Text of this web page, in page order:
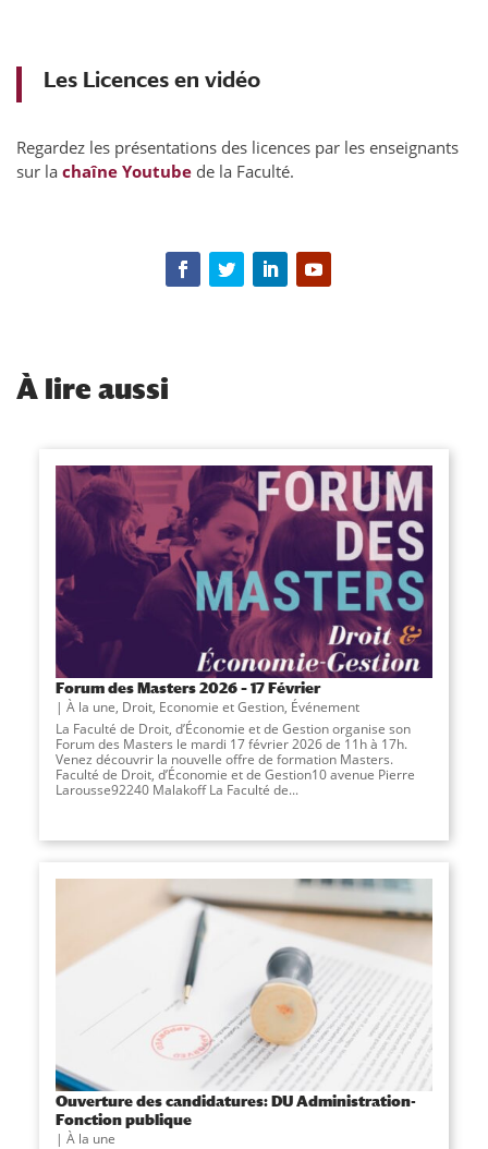
Les Licences en vidéo
Regardez les présentations des licences par les enseignants
sur la chaîne Youtube de la Faculté.
À lire aussi
Forum des Masters 2026 – 17 Février
À la une, Droit, Economie et Gestion, Événement
La Faculté de Droit, d’Économie et de Gestion organise son
Forum des Masters le mardi 17 février 2026 de 11h à 17h.
Venez découvrir la nouvelle offre de formation Masters.
Faculté de Droit, d’Économie et de Gestion10 avenue Pierre
Larousse92240 Malakoff La Faculté de...
Ouverture des candidatures: DU Administration-
Fonction publique
À la une